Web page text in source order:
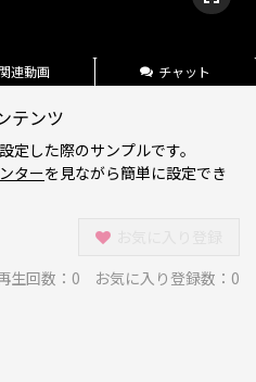
連動画 チャット
テンツ
定した際のサンプルです。
ターを見ながら簡単に設定でき
生回数： 0 お気に入り登録数：0